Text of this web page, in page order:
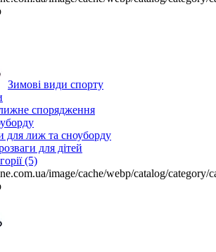
Зимові види спорту
спорядження
для лиж та сноуборду
для дітей
(5)
image/cache/webp/catalog/category/